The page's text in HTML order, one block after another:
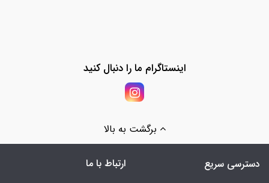
اینستاگرام ما را دنبال کنید
برگشت به بالا
دسترسی سریع ارتباط با ما